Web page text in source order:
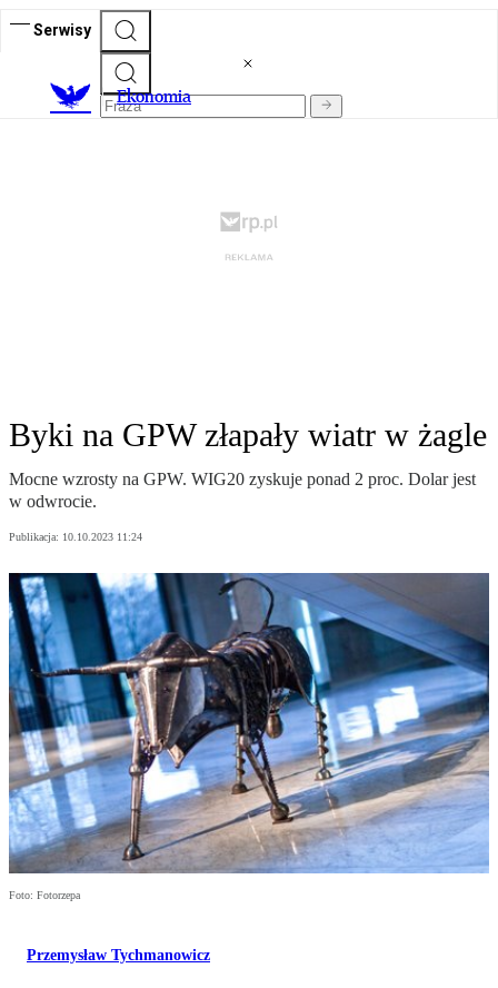
Serwisy
Ekonomia
Byki na GPW złapały wiatr w żagle
Mocne wzrosty na GPW. WIG20 zyskuje ponad 2 proc. Dolar jest
w odwrocie.
Publikacja: 10.10.2023 11:24
Foto: Fotorzepa
Przemysław Tychmanowicz